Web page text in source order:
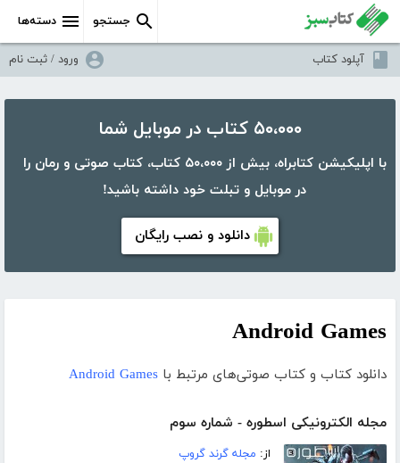
دسته‌ها جستجو
آپلود کتاب ورود / ثبت نام
۵۰،۰۰۰ کتاب در موبایل شما
با اپلیکیشن کتابراه، بیش از ۵۰،۰۰۰ کتاب، کتاب صوتی و رمان را
در موبایل و تبلت خود داشته باشید!
دانلود و نصب رایگان
Android Games
دانلود کتاب و کتاب صوتی‌های مرتبط با Android Games
مجله الکترونیکی اسطوره - شماره سوم
از: مجله گرند گروپ